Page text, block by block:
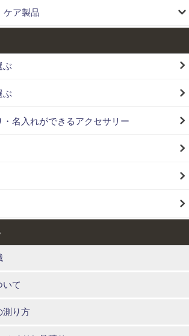
ケア製品
ぶ
ぶ
・名入れができるアクセサリー
いて
測り方